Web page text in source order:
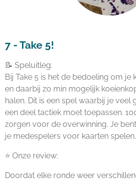
7 - Take 5!
📝 Speluitleg:
Bij Take 5 is het de bedoeling om je
en daarbij zo min mogelijk
halen. Dit is een spel waarbij je
een deel tactiek moet toepassen.
zorgen voor de overwinning. Je
je medespelers voor kaarten spelen.
⭐ Onze review:
Doordat elke ronde weer